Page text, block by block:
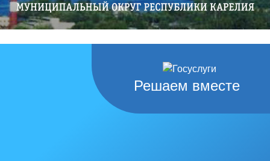
Решаем вместе